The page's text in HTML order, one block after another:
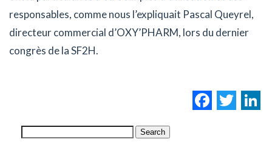
responsables, comme nous l’expliquait Pascal Queyrel,
directeur commercial d’OXY’PHARM, lors du dernier
congrès de la SF2H.
Search